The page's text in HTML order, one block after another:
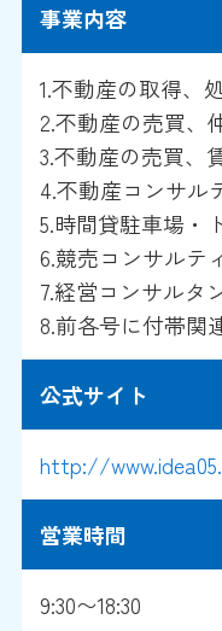
事業内容
1.不動産の取得、
2.不動産の売買、
3.不動産の売買、
4.不動産コンサル
5.時間貸駐車場・
6.競売コンサルテ
7.経営コンサルタ
8.前各号に付帯関
公式サイト
http://
営業時間
9:30〜18:30